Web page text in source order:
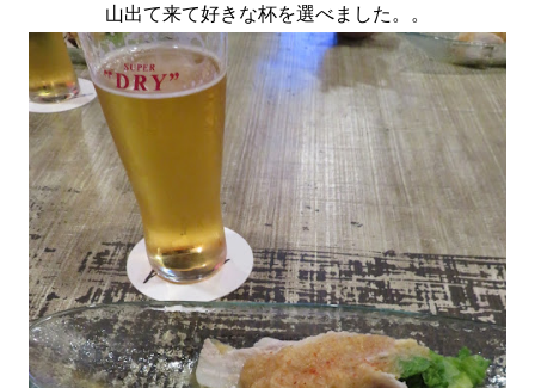
山出て来て好きな杯を選べました。。